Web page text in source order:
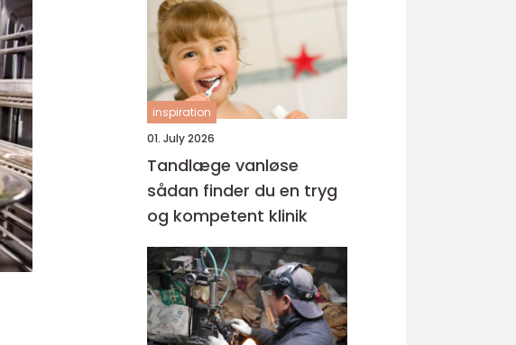
inspiration
01. July 2026
Tandlæge vanløse
sådan finder du en tryg
og kompetent klinik